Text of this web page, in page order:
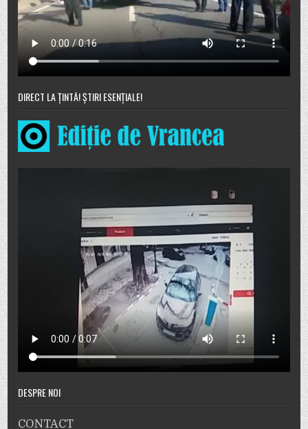
DIRECT LA ȚINTĂ! ȘTIRI ESENȚIALE!
DESPRE NOI
CONTACT